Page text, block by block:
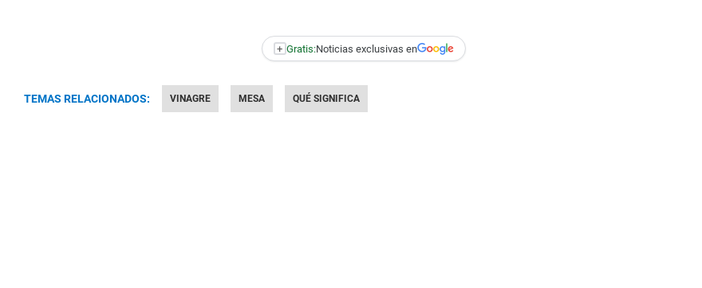
+ Gratis:Noticias exclusivas en
TEMAS RELACIONADOS: VINAGRE MESA QUÉ SIGNIFICA